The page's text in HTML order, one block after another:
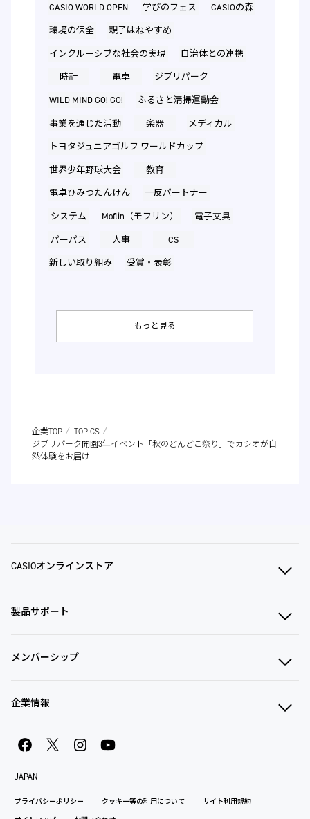
CASIO WORLD OPEN
学びのフェス
CASIOの森
環境の保全
親子はねやすめ
インクルーシブな社会の実現
自治体との連携
時計
電卓
ジブリパーク
WILD MIND GO! GO!
ふるさと清掃運動会
事業を通じた活動
楽器
メディカル
トヨタジュニアゴルフ ワールドカップ
世界少年野球大会
教育
電卓ひみつたんけん
一反パートナー
システム
Moflin（モフリン）
電子文具
パーパス
人事
CS
新しい取り組み
受賞・表彰
もっと見る
企業TOP
TOPICS
ジブリパーク開園3年イベント「秋のどんどこ祭り」でカシオが自
然体験をお届け
CASIOオンラインストア
製品サポート
メンバーシップ
企業情報
プライバシーポリシー クッキー等の利用について サイト利用規約
JAPAN